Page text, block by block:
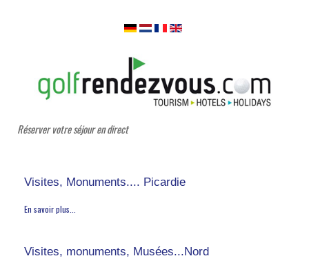
Réserver votre séjour en direct
Visites, Monuments.... Picardie
En savoir plus...
Visites, monuments, Musées...Nord